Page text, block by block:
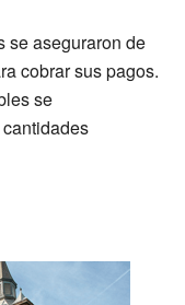
se aseguraron de
cobrar sus pagos.
se